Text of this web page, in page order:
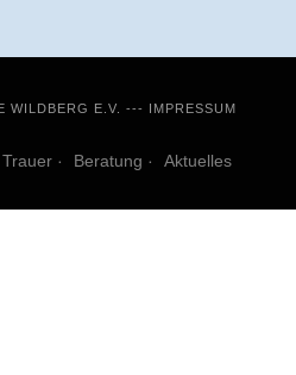
Trauer Beratung Aktuelles
WILDBERG E.V. --- IMPRESSUM